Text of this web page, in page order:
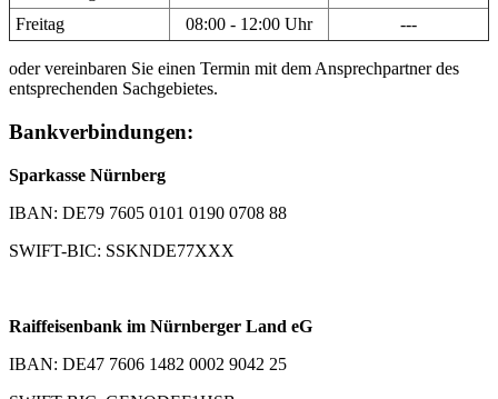
Freitag
08:00 - 12:00 Uhr ---
oder vereinbaren Sie einen Termin mit dem Ansprechpartner des
entsprechenden Sachgebietes.
Bankverbindungen:
Sparkasse Nürnberg
IBAN: DE79 7605 0101 0190 0708 88
SWIFT-BIC: SSKNDE77XXX
Raiffeisenbank im Nürnberger Land eG
IBAN: DE47 7606 1482 0002 9042 25